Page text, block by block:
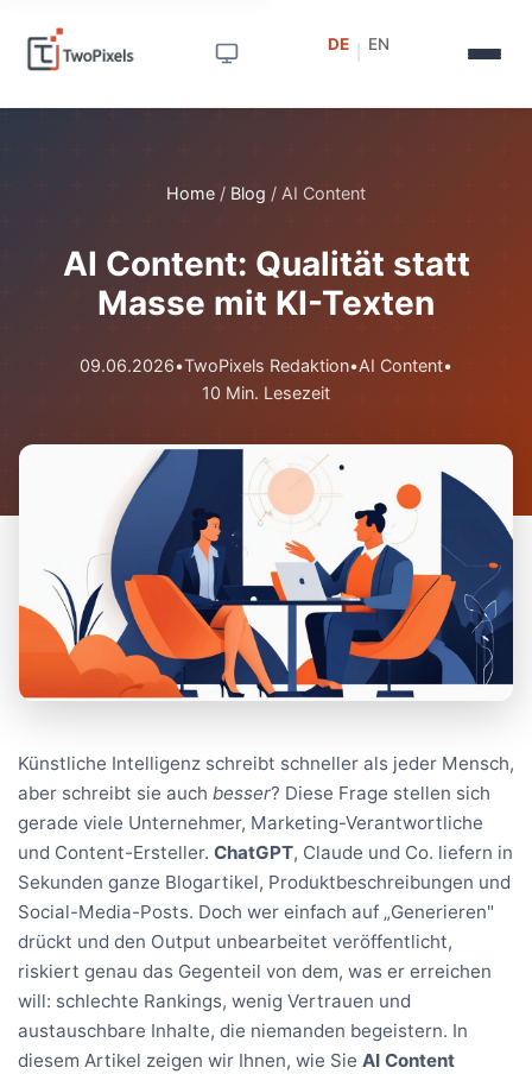
DE EN
Home / Blog / AI Content
AI Content: Qualität statt
Masse mit KI-Texten
09.06.2026•TwoPixels Redaktion•AI Content•
10 Min. Lesezeit
Künstliche Intelligenz schreibt schneller als jeder Mensch,
aber schreibt sie auch besser? Diese Frage stellen sich
gerade viele Unternehmer, Marketing-Verantwortliche
und Content-Ersteller. ChatGPT, Claude und Co. liefern in
Sekunden ganze Blogartikel, Produktbeschreibungen und
Social-Media-Posts. Doch wer einfach auf „Generieren"
drückt und den Output unbearbeitet veröffentlicht,
riskiert genau das Gegenteil von dem, was er erreichen
will: schlechte Rankings, wenig Vertrauen und
austauschbare Inhalte, die niemanden begeistern. In
diesem Artikel zeigen wir Ihnen, wie Sie AI Content